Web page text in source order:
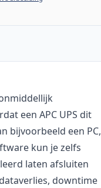
een APC UPS dit
bijvoorbeeld een PC,
kun je zelfs
laten afsluiten
downtime